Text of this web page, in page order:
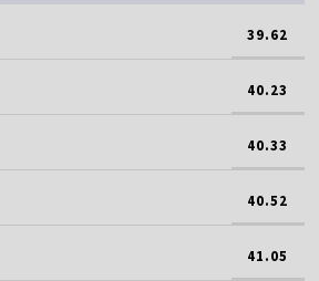
39.62
40.23
40.33
40.52
41.05